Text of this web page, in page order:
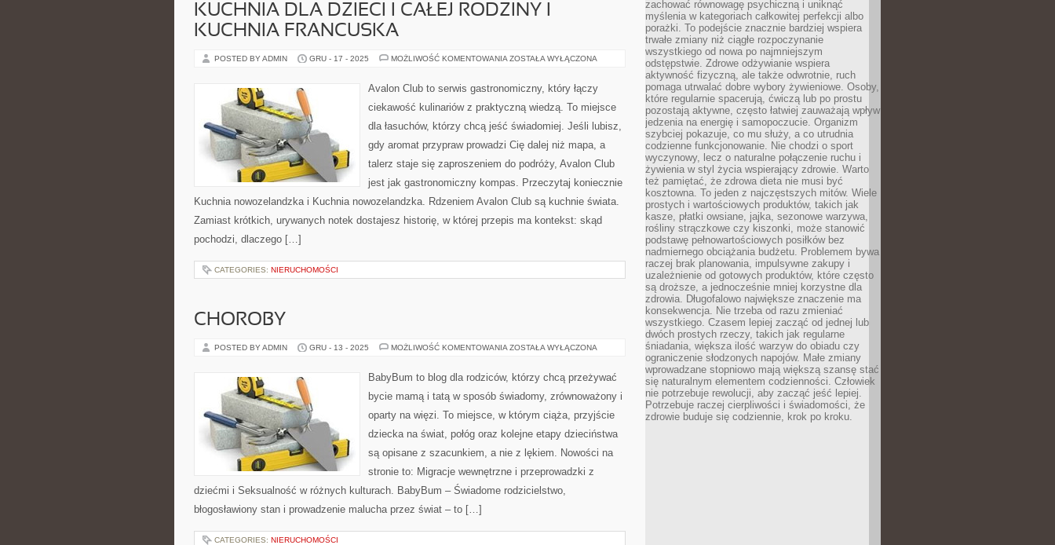
KUCHNIA DLA DZIECI I CAŁEJ RODZINY I
KUCHNIA FRANCUSKA
POSTED BY ADMIN GRU - 17 - 2025 MOŻLIWOŚĆ KOMENTOWANIA KUCHNIA
CAŁEJ
I
FRANCUSKA
ZOSTAŁA WYŁĄCZONA
Avalon Club to serwis gastronomiczny, który łączy
ciekawość kulinariów z praktyczną wiedzą. To miejsce
dla łasuchów, którzy chcą jeść świadomiej. Jeśli lubisz,
gdy aromat przypraw prowadzi Cię dalej niż mapa, a
talerz staje się zaproszeniem do podróży, Avalon Club
jest jak gastronomiczny kompas. Przeczytaj koniecznie
Kuchnia nowozelandzka i Kuchnia nowozelandzka. Rdzeniem Avalon Club są kuchnie świata.
Zamiast krótkich, urywanych notek dostajesz historię, w której przepis ma kontekst: skąd
pochodzi, dlaczego […]
CATEGORIES: NIERUCHOMOŚCI
CHOROBY
POSTED BY ADMIN GRU - 13 - 2025 MOŻLIWOŚĆ KOMENTOWANIA CHOROBY
ZOSTAŁA WYŁĄCZONA
BabyBum to blog dla rodziców, którzy chcą przeżywać
bycie mamą i tatą w sposób świadomy, zrównoważony i
oparty na więzi. To miejsce, w którym ciąża, przyjście
dziecka na świat, połóg oraz kolejne etapy dzieciństwa
są opisane z szacunkiem, a nie z lękiem. Nowości na
stronie to: Migracje wewnętrzne i przeprowadzki z
dziećmi i Seksualność w różnych kulturach. BabyBum – Świadome rodzicielstwo,
błogosławiony stan i prowadzenie malucha przez świat – to […]
CATEGORIES: NIERUCHOMOŚCI
zachować równowagę psychiczną i uniknąć
myślenia w kategoriach całkowitej perfekcji albo
porażki. To podejście znacznie bardziej wspiera
trwałe zmiany niż ciągłe rozpoczynanie
wszystkiego od nowa po najmniejszym
odstępstwie. Zdrowe odżywianie wspiera
aktywność fizyczną, ale także odwrotnie, ruch
pomaga utrwalać dobre wybory żywieniowe. Osoby,
które regularnie spacerują, ćwiczą lub po prostu
pozostają aktywne, często łatwiej zauważają wpływ
jedzenia na energię i samopoczucie. Organizm
szybciej pokazuje, co mu służy, a co utrudnia
codzienne funkcjonowanie. Nie chodzi o sport
wyczynowy, lecz o naturalne połączenie ruchu i
żywienia w styl życia wspierający zdrowie. Warto
też pamiętać, że zdrowa dieta nie musi być
kosztowna. To jeden z najczęstszych mitów. Wiele
prostych i wartościowych produktów, takich jak
kasze, płatki owsiane, jajka, sezonowe warzywa,
rośliny strączkowe czy kiszonki, może stanowić
podstawę pełnowartościowych posiłków bez
nadmiernego obciążania budżetu. Problemem bywa
raczej brak planowania, impulsywne zakupy i
uzależnienie od gotowych produktów, które często
są droższe, a jednocześnie mniej korzystne dla
zdrowia. Długofalowo największe znaczenie ma
konsekwencja. Nie trzeba od razu zmieniać
wszystkiego. Czasem lepiej zacząć od jednej lub
dwóch prostych rzeczy, takich jak regularne
śniadania, większa ilość warzyw do obiadu czy
ograniczenie słodzonych napojów. Małe zmiany
wprowadzane stopniowo mają większą szansę stać
się naturalnym elementem codzienności. Człowiek
nie potrzebuje rewolucji, aby zacząć jeść lepiej.
Potrzebuje raczej cierpliwości i świadomości, że
zdrowie buduje się codziennie, krok po kroku.